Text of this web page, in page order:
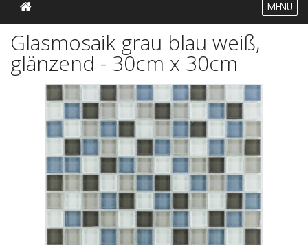
MENU
Glasmosaik grau blau weiß,
glänzend - 30cm x 30cm